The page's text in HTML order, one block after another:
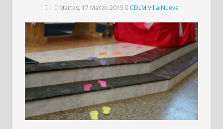
| Martes, 17 Marzo 2015 CDLM Villa Nueva